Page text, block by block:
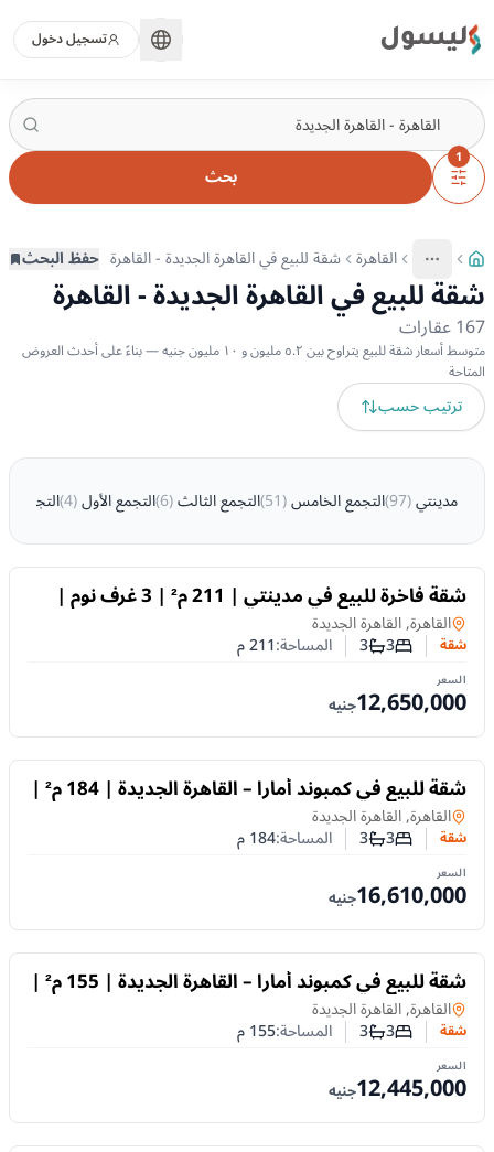
ليسول تسجيل دخول
1
بحث
More
عرض المزيد من المسارات
القاهرة شقة للبيع في القاهرة الجديدة - القاهرة حفظ البحث
شقة للبيع في القاهرة الجديدة - القاهرة
167عقارات
متوسط أسعار شقة للبيع يتراوح بين ٥.٢ مليون و ١٠ مليون جنيه — بناءً على أحدث العروض
المتاحة
ترتيب حسب
مدينتي(
97
)التجمع الخامس(
51
)التجمع الثالث(
6
)التجمع الأول(
4
)التجمع
للبيع شقة فاخرة للبيع في مدينتي | 211 م² | 3 غرف نوم |
تشطيب سوبر لوكس
شقةفي
القاهرة, القاهرة الجديدة
شقة عدد غرف النوم
3عدد الحمامات
3 المساحة:211م
السعر
12,650,000جنيه
للبيع شقة للبيع في كمبوند أمارا – القاهرة الجديدة | 184 م² |
3 غرف نوم | تشطيب كامل | تقسيط حتى 10 سنواتشقةفي
القاهرة, القاهرة الجديدة
شقة عدد غرف النوم
3عدد الحمامات
3 المساحة:184م
السعر
16,610,000جنيه
للبيع شقة للبيع في كمبوند أمارا – القاهرة الجديدة | 155 م² |
3 غرف نوم | تشطيب كامل | تقسيط حتى 10 سنواتشقةفي
القاهرة, القاهرة الجديدة
شقة عدد غرف النوم
3عدد الحمامات
3 المساحة:155م
السعر
12,445,000جنيه